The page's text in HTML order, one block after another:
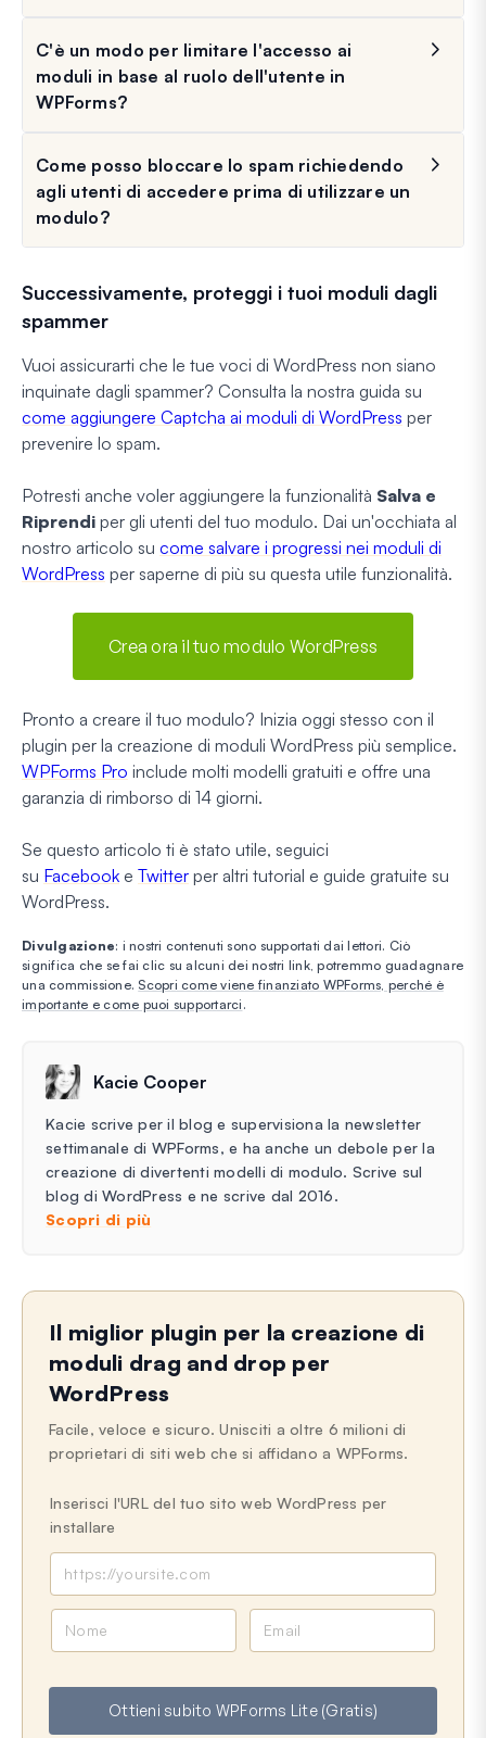
C'è un modo per limitare l'accesso ai
moduli in base al ruolo dell'utente in
WPForms?
Come posso bloccare lo spam richiedendo
agli utenti di accedere prima di utilizzare un
modulo?
Successivamente, proteggi i tuoi moduli dagli
spammer
Vuoi assicurarti che le tue voci di WordPress non siano
inquinate dagli spammer? Consulta la nostra guida su
come aggiungere Captcha ai moduli di WordPress per
prevenire lo spam.
Potresti anche voler aggiungere la funzionalità Salva e
Riprendi per gli utenti del tuo modulo. Dai un'occhiata al
nostro articolo su come salvare i progressi nei moduli di
WordPress per saperne di più su questa utile funzionalità.
Crea ora il tuo modulo WordPress
Pronto a creare il tuo modulo? Inizia oggi stesso con il
plugin per la creazione di moduli WordPress più semplice.
WPForms Pro include molti modelli gratuiti e offre una
garanzia di rimborso di 14 giorni.
Se questo articolo ti è stato utile, seguici
su Facebook e Twitter per altri tutorial e guide gratuite su
WordPress.
Divulgazione: i nostri contenuti sono supportati dai lettori. Ciò
significa che se fai clic su alcuni dei nostri link, potremmo guadagnare
una commissione.Scopri come viene finanziato WPForms, perché è
importante e come puoi supportarci .
Kacie Cooper
Kacie scrive per il blog e supervisiona la newsletter
settimanale di WPForms, e ha anche un debole per la
creazione di divertenti modelli di modulo. Scrive sul
blog di WordPress e ne scrive dal 2016.
Scopri di più
Il miglior plugin per la creazione di
moduli drag and drop per
WordPress
Facile, veloce e sicuro. Unisciti a oltre 6 milioni di
proprietari di siti web che si affidano a WPForms.
Inserisci l'URL del tuo sito web WordPress per
installare
e
i
l
Ottieni subito WPForms Lite (Gratis)